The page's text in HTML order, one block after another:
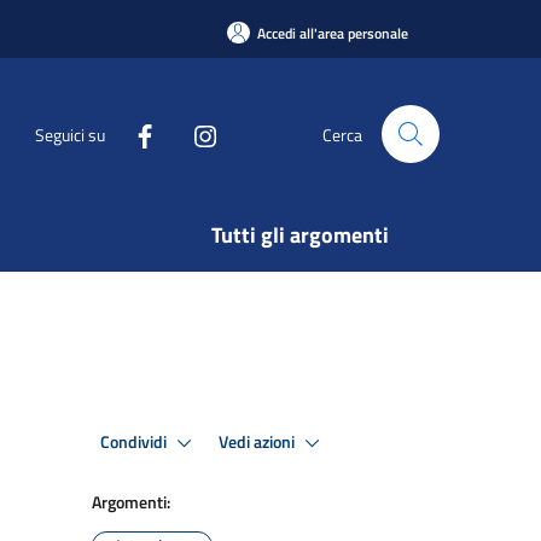
Accedi all'area personale
Seguici su Cerca
Tutti gli argomenti
Condividi Vedi azioni
Argomenti: